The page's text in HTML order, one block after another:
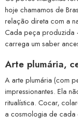
hoje chamamos de
relação direta com a
Cada peça produzida
carrega um saber
Arte plumária,
A arte plumária (com
impressionantes. Ela
ritualística. Cocar,
a cosmologia de cada